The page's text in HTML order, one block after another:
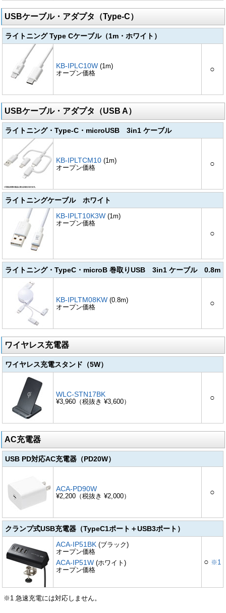
USBケーブル・アダプタ（Type-C）
ライトニング Type Cケーブル（1m・ホワイト）
KB-IPLC10W (1m)
オープン価格
○
USBケーブル・アダプタ（USB A）
ライトニング・Type-C・microUSB 3in1 ケーブル
KB-IPLTCM10 (1m)
オープン価格
○
ライトニングケーブル ホワイト
KB-IPLT10K3W (1m)
オープン価格
○
ライトニング・TypeC・microB 巻取りUSB 3in1 ケーブル 0.8m
KB-IPLTM08KW (0.8m)
オープン価格
○
ワイヤレス充電器
ワイヤレス充電スタンド（5W）
WLC-STN17BK
¥3,960（税抜き ¥3,600） ○
AC充電器
USB PD対応AC充電器（PD20W）
ACA-PD90W
¥2,200（税抜き ¥2,000） ○
クランプ式USB充電器（TypeC1ポート＋USB3ポート）
ACA-IP51BK (ブラック)
オープン価格
ACA-IP51W (ホワイト)
オープン価格
○ ※1
※1 急速充電には対応しません。